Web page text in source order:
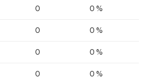
0 0 %
0 0 %
0 0 %
0 0 %